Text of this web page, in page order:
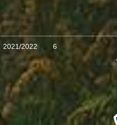
2021/2022 6